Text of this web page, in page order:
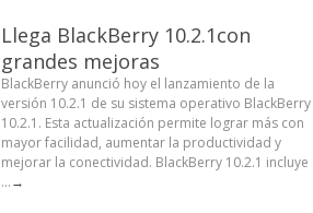
Llega BlackBerry 10.2.1con
grandes mejoras
BlackBerry anunció hoy el lanzamiento de la
versión 10.2.1 de su sistema operativo BlackBerry
10.2.1. Esta actualización permite lograr más con
mayor facilidad, aumentar la productividad y
mejorar la conectividad. BlackBerry 10.2.1 incluye
...→